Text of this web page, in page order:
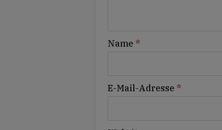
Name *
E-Mail-Adresse *